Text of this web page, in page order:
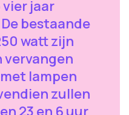
jaar
bestaande
watt zijn
vervangen
lampen
zullen
23 en 6 uur